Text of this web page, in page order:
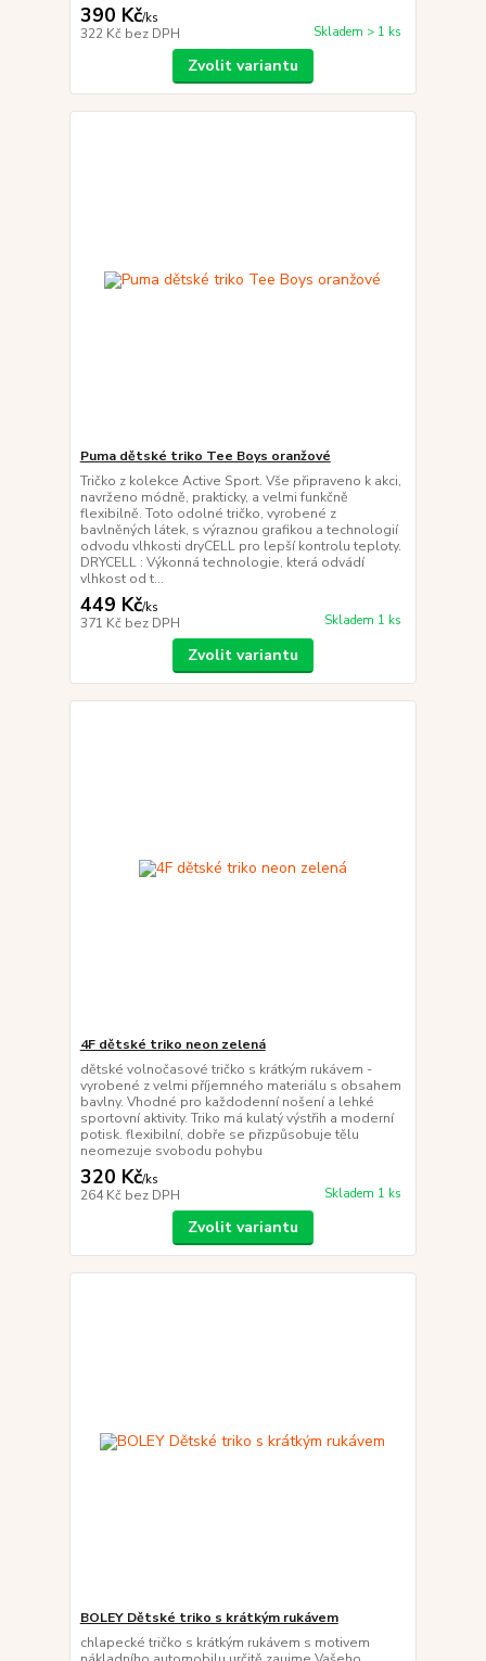
390 Kč/ks
322 Kč bez DPH Skladem > 1 ks
Zvolit variantu
Puma dětské triko Tee Boys oranžové
Tričko z kolekce Active Sport. Vše připraveno k akci,
navrženo módně, prakticky, a velmi funkčně
flexibilně. Toto odolné tričko, vyrobené z
bavlněných látek, s výraznou grafikou a technologií
odvodu vlhkosti dryCELL pro lepší kontrolu teploty.
DRYCELL : Výkonná technologie, která odvádí
vlhkost od t...
449 Kč/ks
371 Kč bez DPH Skladem 1 ks
Zvolit variantu
4F dětské triko neon zelená
dětské volnočasové tričko s krátkým rukávem -
vyrobené z velmi příjemného materiálu s obsahem
bavlny. Vhodné pro každodenní nošení a lehké
sportovní aktivity. Triko má kulatý výstřih a moderní
potisk. flexibilní, dobře se přizpůsobuje tělu
neomezuje svobodu pohybu
320 Kč/ks
264 Kč bez DPH Skladem 1 ks
Zvolit variantu
BOLEY Dětské triko s krátkým rukávem
chlapecké tričko s krátkým rukávem s motivem